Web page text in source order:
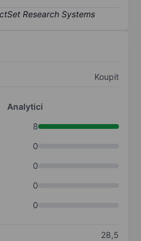
Koupit
Analytici
8
0
0
0
0
28,5